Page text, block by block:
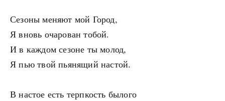
Сезоны меняют мой Город,
Я вновь очарован тобой.
И в каждом сезоне ты молод,
Я пью твой пьянящий настой.
В настое есть терпкость былого